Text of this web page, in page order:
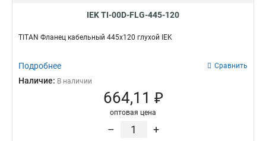
ЩМП-5-0 4
ЩМП-3-0
IEK TI-00D-FLG-445-120
TITAN Фланец кабельный 445х120 глухой IEK
Подробнее Сравнить
Наличие: В наличии
664,11 ₽
оптовая цена
– +